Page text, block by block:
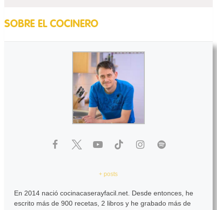
SOBRE EL COCINERO
+ posts
En 2014 nació cocinacaserayfacil.net. Desde entonces, he
escrito más de 900 recetas, 2 libros y he grabado más de